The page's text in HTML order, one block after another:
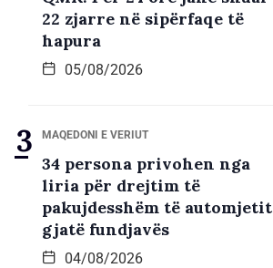
22 zjarre në sipërfaqe të
hapura
05/08/2026
MAQEDONI E VERIUT
34 persona privohen nga
liria për drejtim të
pakujdesshëm të automjetit
gjatë fundjavës
04/08/2026